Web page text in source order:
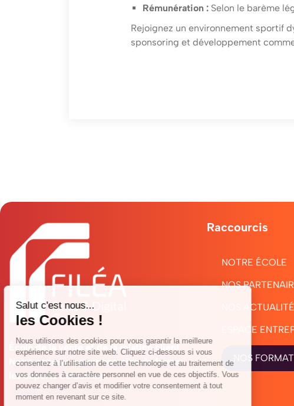
Rémunération : Selon le barème
Rejoignez un environnement sportif
sponsoring et développement
École de la vente et de la relation client.
Notre campus a pour vocation de former
les experts de demain.
Raccourcis
NOTRE ÉCOLE
NOS
NOS
ESPACE
NOS